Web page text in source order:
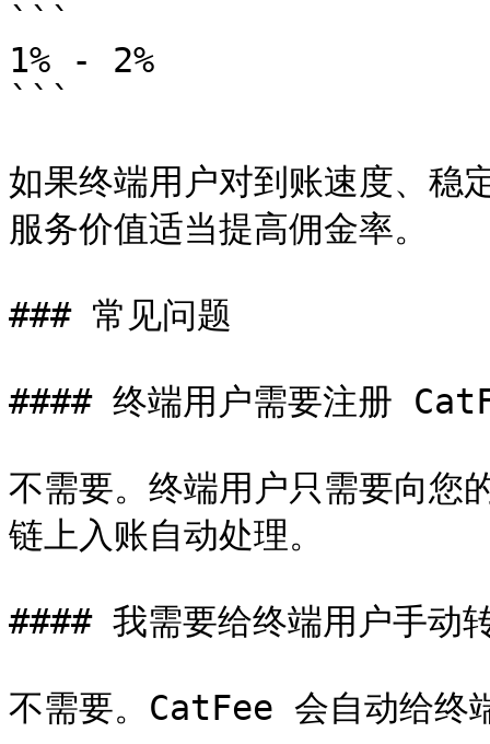
```
1% - 2%
```
如果终端用户对到账速度、稳
服务价值适当提高佣金率。
### 常见问题
#### 终端用户需要注册
不需要。终端用户只需要向
链上入账自动处理。
#### 我需要给终端用户手动
不需要。CatFee 会自动给终